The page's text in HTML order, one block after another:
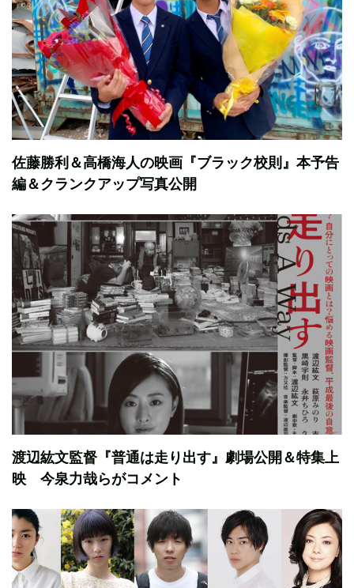
佐藤勝利＆高橋海人の映画『ブラック校則』本予告
編＆クランクアップ写真公開
渡辺紘文監督『普通は走り出す』劇場公開＆特集上
映 今泉力哉らがコメント